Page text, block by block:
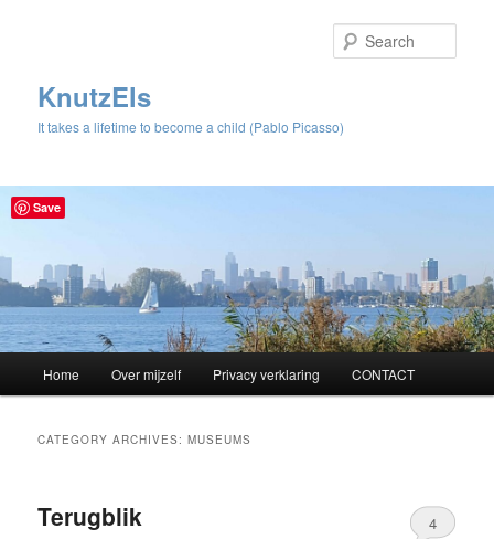
KnutzEls
It takes a lifetime to become a child (Pablo Picasso)
Skip
content
Skip
content
Home Over mijzelf Privacy verklaring CONTACT
CATEGORY ARCHIVES:MUSEUMS
Terugblik 4
Save